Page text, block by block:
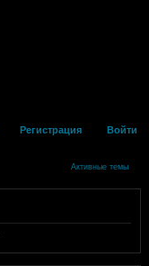
Регистрация Войти
Активные темы